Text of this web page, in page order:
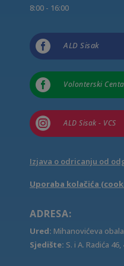
8:00 - 16:00
 ALD Sisak
 Volonterski
 ALD Sisak - VCS
Izjava o odricanju od
Uporaba kolačića
ADRESA:
Ured: Mihanovićeva
Sjedište: S. i A. Radića